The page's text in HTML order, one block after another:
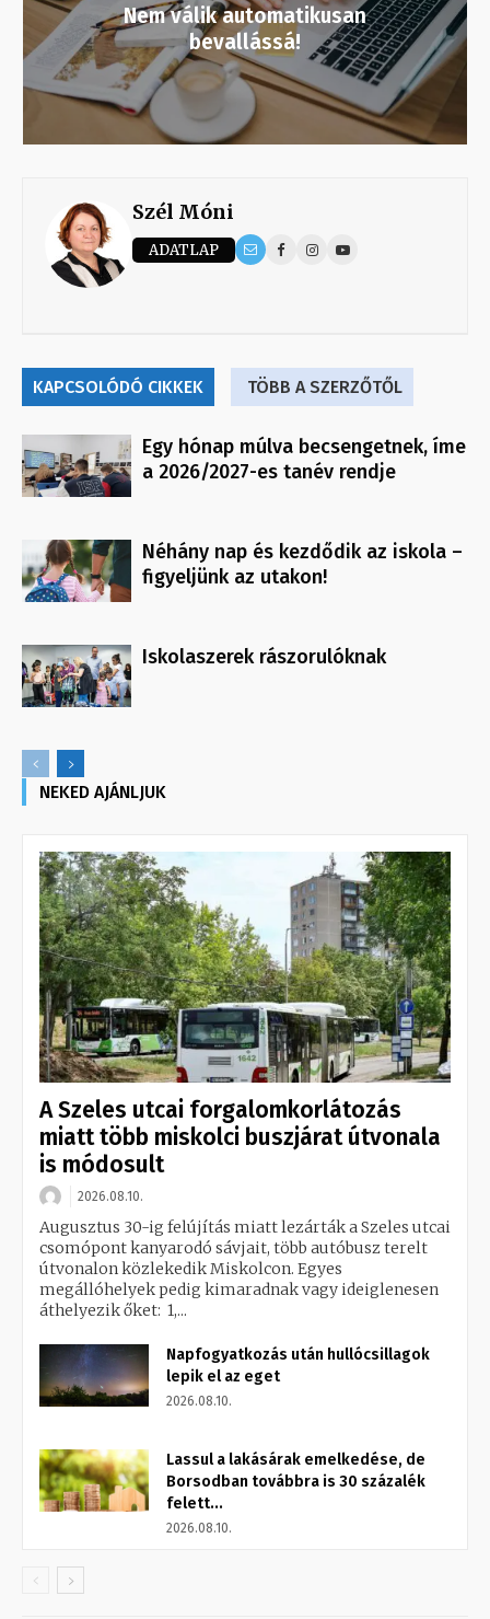
Nem válik automatikusan
bevallássá!
Szél Móni
ADATLAP
KAPCSOLÓDÓ CIKKEK TÖBB A SZERZŐTŐL
Egy hónap múlva becsengetnek, íme
a 2026/2027-es tanév rendje
Néhány nap és kezdődik az iskola –
figyeljünk az utakon!
Iskolaszerek rászorulóknak
NEKED AJÁNLJUK
A Szeles utcai forgalomkorlátozás
miatt több miskolci buszjárat útvonala
is módosult
2026.08.10.
Augusztus 30-ig felújítás miatt lezárták a Szeles utcai
csomópont kanyarodó sávjait, több autóbusz terelt
útvonalon közlekedik Miskolcon. Egyes
megállóhelyek pedig kimaradnak vagy ideiglenesen
áthelyezik őket: 1,...
Napfogyatkozás után hullócsillagok
lepik el az eget
2026.08.10.
Lassul a lakásárak emelkedése, de
Borsodban továbbra is 30 százalék
felett...
2026.08.10.